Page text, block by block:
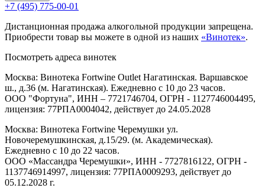
+7 (495) 775-00-01
Дистанционная продажа алкогольной продукции запрещена.
Приобрести товар вы можете в одной из наших «Винотек».
Посмотреть адреса винотек
Москва: Винотека Fortwine Outlet Нагатинская. Варшавское
ш., д.36 (м. Нагатинская). Ежедневно с 10 до 23 часов.
ООО "Фортуна", ИНН – 7721746704, ОГРН - 1127746004495,
лицензия: 77РПА0004042, действует до 24.05.2028
Москва: Винотека Fortwine Черемушки ул.
Новочеремушкинская, д.15/29. (м. Академическая).
Ежедневно с 10 до 22 часов.
ООО «Массандра Черемушки», ИНН - 7727816122, ОГРН -
1137746914997, лицензия: 77РПА0009293, действует до
05.12.2028 г.